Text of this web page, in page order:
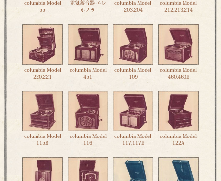
columbia Model
55
電気蓄音器 エレ
ホノラ
columbia Model
203,204
columbia Model
212,213,214
columbia Model
220,221
columbia Model
451
columbia Model
109
columbia Model
460,460E
columbia Model
115B
columbia Model
116
columbia Model
117,117E
columbia Model
122A